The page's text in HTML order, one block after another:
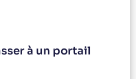
à un portail